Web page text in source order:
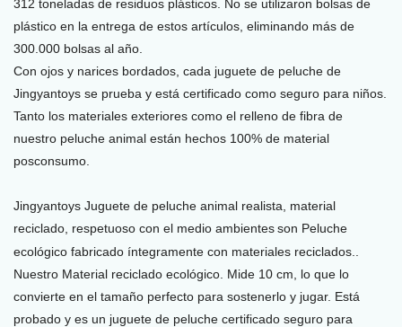
312 toneladas de residuos plásticos. No se utilizaron bolsas de
plástico en la entrega de estos artículos, eliminando más de
300.000 bolsas al año.
Con ojos y narices bordados, cada juguete de peluche de
Jingyantoys se prueba y está certificado como seguro para niños.
Tanto los materiales exteriores como el relleno de fibra de
nuestro peluche animal están hechos 100% de material
posconsumo.
Jingyantoys Juguete de peluche animal realista, material
reciclado, respetuoso con el medio ambientesson Peluche
ecológico fabricado íntegramente con materiales reciclados.
Nuestro Material reciclado ecológico. Mide 10 cm, lo que lo
convierte en el tamaño perfecto para sostenerlo y jugar. Está
probado y es un juguete de peluche certificado seguro para